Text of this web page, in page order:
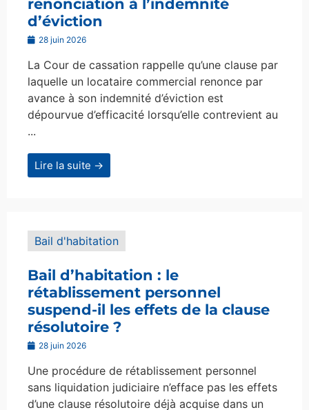
renonciation à l’indemnité
d’éviction
28 juin 2026
La Cour de cassation rappelle qu’une clause par
laquelle un locataire commercial renonce par
avance à son indemnité d’éviction est
dépourvue d’efficacité lorsqu’elle contrevient au
...
Lire la suite →
Bail d'habitation
Bail d’habitation : le
rétablissement personnel
suspend-il les effets de la clause
résolutoire ?
28 juin 2026
Une procédure de rétablissement personnel
sans liquidation judiciaire n’efface pas les effets
d’une clause résolutoire déjà acquise dans un